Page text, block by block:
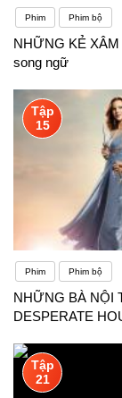
Phim Phim bộ
NHỮNG KẺ XÂM
song ngữ
Tập
15
Phim Phim bộ
NHỮNG BÀ NỘI
DESPERATE
Tập
21